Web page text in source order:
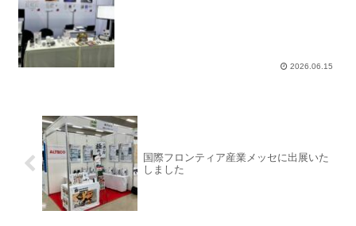
2026.06.15
国際フロンティア産業メッセに出展いた
しました